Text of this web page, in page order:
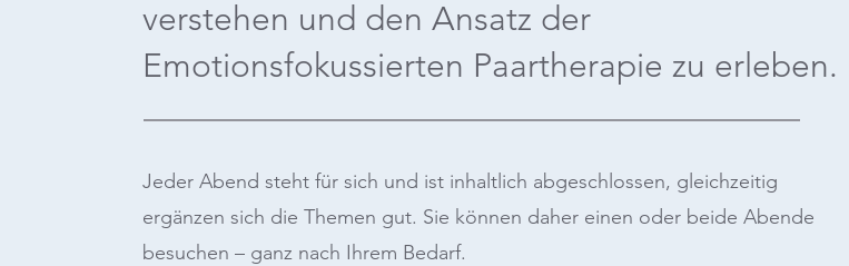
verstehen und den Ansatz der
Emotionsfokussierten Paartherapie zu erleben.
Jeder Abend steht für sich und ist inhaltlich abgeschlossen, gleichzeitig
ergänzen sich die Themen gut. Sie können daher einen oder beide Abende
besuchen – ganz nach Ihrem Bedarf.